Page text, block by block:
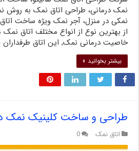
نمک درمانی، طراحی اتاق نمک به روش
نمکی در منزل، آجر نمک ویژه ساخت
از بهترین نوع از انواع مختلف اتاق
خاصیت درمانی نمک, این اتاق طرفداران
بیشتر بخوانید »
طراحی و ساخت کلینیک نمک
اتاق نمک 0